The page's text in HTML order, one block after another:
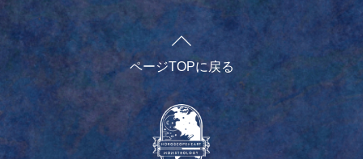
ページTOPに戻る